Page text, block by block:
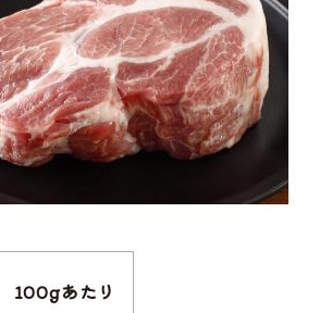
100gあたり